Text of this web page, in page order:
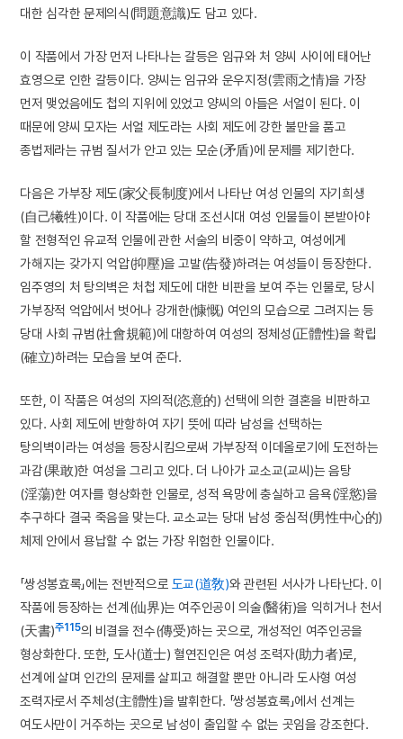
대한 심각한 문제의식(問題意識)도 담고 있다.
이 작품에서 가장 먼저 나타나는 갈등은 임규와 처 양씨 사이에 태어난
효영으로 인한 갈등이다. 양씨는 임규와 운우지정(雲雨之情)을 가장
먼저 맺었음에도 첩의 지위에 있었고 양씨의 아들은 서얼이 된다. 이
때문에 양씨 모자는 서얼 제도라는 사회 제도에 강한 불만을 품고
종법제라는 규범 질서가 안고 있는 모순(矛盾)에 문제를 제기한다.
다음은 가부장 제도(家父長制度)에서 나타난 여성 인물의 자기희생
(自己犧牲)이다. 이 작품에는 당대 조선시대 여성 인물들이 본받아야
할 전형적인 유교적 인물에 관한 서술의 비중이 약하고, 여성에게
가해지는 갖가지 억압(抑壓)을 고발(告發)하려는 여성들이 등장한다.
임주영의 처 탕의벽은 처첩 제도에 대한 비판을 보여 주는 인물로, 당시
가부장적 억압에서 벗어나 강개한(慷慨) 여인의 모습으로 그려지는 등
당대 사회 규범(社會規範)에 대항하여 여성의 정체성(正體性)을 확립
(確立)하려는 모습을 보여 준다.
또한, 이 작품은 여성의 자의적(恣意的) 선택에 의한 결혼을 비판하고
있다. 사회 제도에 반항하여 자기 뜻에 따라 남성을 선택하는
탕의벽이라는 여성을 등장시킴으로써 가부장적 이데올로기에 도전하는
과감(果敢)한 여성을 그리고 있다. 더 나아가 교소교(교씨)는 음탕
(淫蕩)한 여자를 형상화한 인물로, 성적 욕망에 충실하고 음욕(淫慾)을
추구하다 결국 죽음을 맞는다. 교소교는 당대 남성 중심적(男性中心的)
체제 안에서 용납할 수 없는 가장 위험한 인물이다.
「쌍성봉효록」에는 전반적으로 도교(道敎)와 관련된 서사가 나타난다. 이
작품에 등장하는 선계(仙界)는 여주인공이 의술(醫術)을 익히거나 천서
(天書)주115의 비결을 전수(傳受)하는 곳으로, 개성적인 여주인공을
형상화한다. 또한, 도사(道士) 혈연진인은 여성 조력자(助力者)로,
선계에 살며 인간의 문제를 살피고 해결할 뿐만 아니라 도사형 여성
조력자로서 주체성(主體性)을 발휘한다. 「쌍성봉효록」에서 선계는
여도사만이 거주하는 곳으로 남성이 출입할 수 없는 곳임을 강조한다.